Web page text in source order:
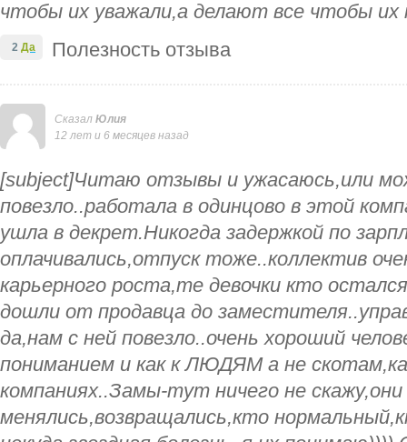
чтобы их уважали,а делают все чтобы их
Полезность отзыва
2 Да
Сказал Юлия
12 лет и 6 месяцев назад
[subject]Читаю отзывы и ужасаюсь,или
повезло..работала в одинцово в этой
ушла в декрет.Никогда задержкой по
оплачивались,отпуск тоже..коллектив
карьерного роста,те девочки кто
дошли от продавца до
да,нам с ней повезло..очень хороший
пониманием и как к ЛЮДЯМ а не
компаниях..Замы-тут ничего не скажу,они
менялись,возвращались,кто